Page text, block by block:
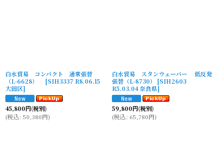
白水貿易 コンパクト 通常張替
（L-6628）
[SIH3337 R8.06.15
大田区]
45,800円(税別)
(税込: 50,380円)
白水貿易 スタンウェーバー 低反発
張替（L-8730）
[SIH2603
R5.03.04 奈良県]
59,800円(税別)
(税込: 65,780円)